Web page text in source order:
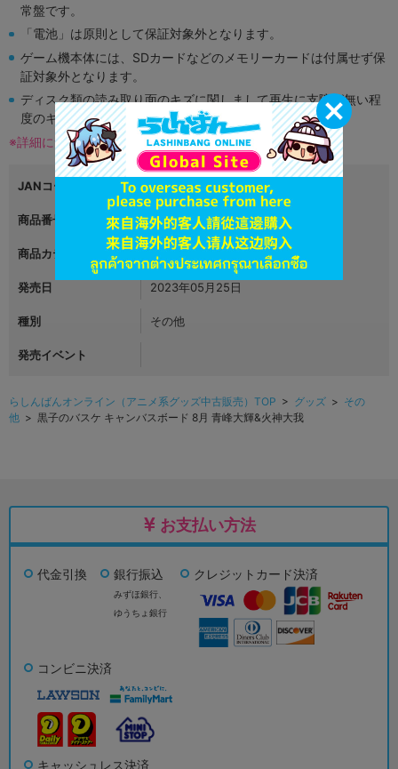
常盤です。
「電池」は原則として保証対象外となります。
ゲーム機本体には、SDカードなどのメモリーカードは付属せず保
証対象外となります。
ディスク類の読み取り面のキズに関しまして再生に支障が無い程
度のキズがある場合がございます。
※詳細につきましてはコチラ
JANコード 4549743885322
商品番号 L06343412
商品カテゴリ グッズ
発売日 2023年05月25日
種別 その他
発売イベント
らしんばんオンライン（アニメ系グッズ中古販売）TOP > グッズ > その
他 > 黒子のバスケ キャンバスボード 8月 青峰大輝&火神大我
お支払い方法
代金引換 銀行振込
みずほ銀行、
ゆうちょ銀行
クレジットカード決済
コンビニ決済
キャッシュレス決済